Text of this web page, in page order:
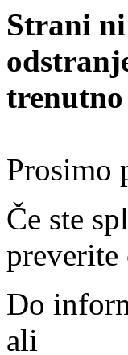
Strani
trenutno
Prosimo
Če ste
preverite
Do
ali